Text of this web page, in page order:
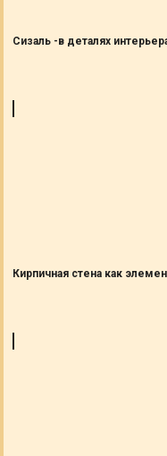
Сизаль -в деталях
Кирпичная стена как